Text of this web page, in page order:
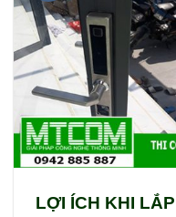
LỢI ÍCH KHI